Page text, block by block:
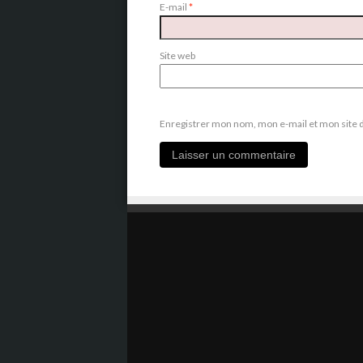
E-mail *
Site web
Enregistrer mon nom, mon e-mail et mon site